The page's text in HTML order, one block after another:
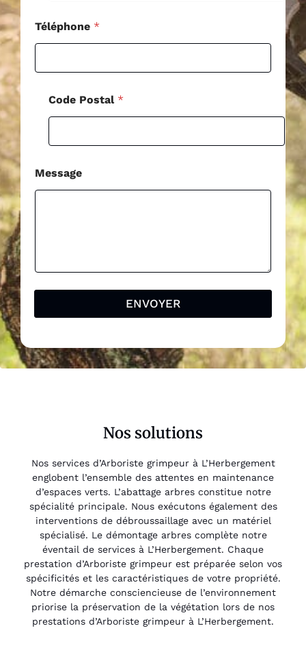
o
m
Téléphone *
Code Postal *
Message
ENVOYER
Nos solutions
Nos services d’Arboriste grimpeur à L’Herbergement
englobent l’ensemble des attentes en maintenance
d’espaces verts. L’abattage arbres constitue notre
spécialité principale. Nous exécutons également des
interventions de débroussaillage avec un matériel
spécialisé. Le démontage arbres complète notre
éventail de services à L’Herbergement. Chaque
prestation d’Arboriste grimpeur est préparée selon vos
spécificités et les caractéristiques de votre propriété.
Notre démarche consciencieuse de l’environnement
priorise la préservation de la végétation lors de nos
prestations d’Arboriste grimpeur à L’Herbergement.